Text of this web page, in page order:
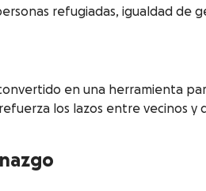
refugiadas, igualdad de
en una herramienta
los lazos entre vecinos